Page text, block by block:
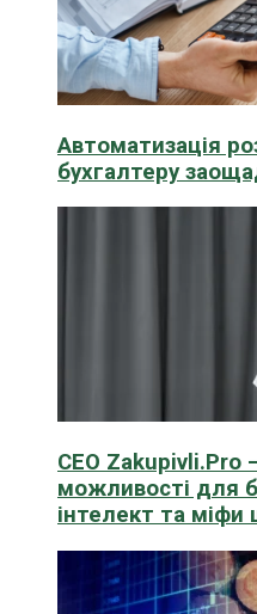
Автоматизація
бухгалтеру
CEO Zakupivli.Pro
можливості для
інтелект та